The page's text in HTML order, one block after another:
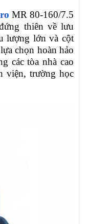
MR 80-160/7.5
thiên về lưu
lượng lớn và cột
chọn hoàn hảo
các tòa nhà cao
viện, trường học